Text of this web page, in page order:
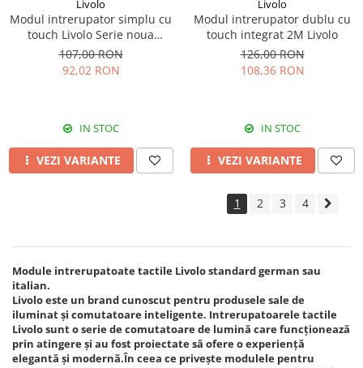
Livolo
Modul intrerupator simplu cu
touch Livolo Serie noua
standard Italian
107,00 RON
92,02 RON
IN STOC
VEZI VARIANTE
Livolo
Modul intrerupator dublu cu
touch integrat 2M Livolo
126,00 RON
108,36 RON
IN STOC
VEZI VARIANTE
1 2 3 4
Module intrerupatoate tactile Livolo standard german sau
italian.
Livolo este un brand cunoscut pentru produsele sale de
iluminat și comutatoare inteligente. Intrerupatoarele tactile
Livolo sunt o serie de comutatoare de lumină care funcționează
prin atingere și au fost proiectate să ofere o experiență
elegantă și modernă.În ceea ce privește modulele pentru